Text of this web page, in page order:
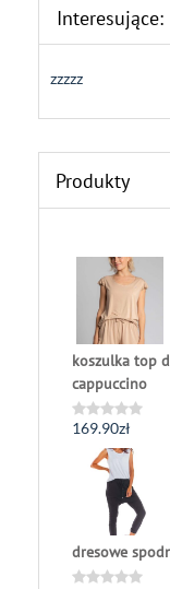
Interesujące:
zzzzz
Produkty
koszulka top
cappuccino
Oceniono
169.90zł
dresowe